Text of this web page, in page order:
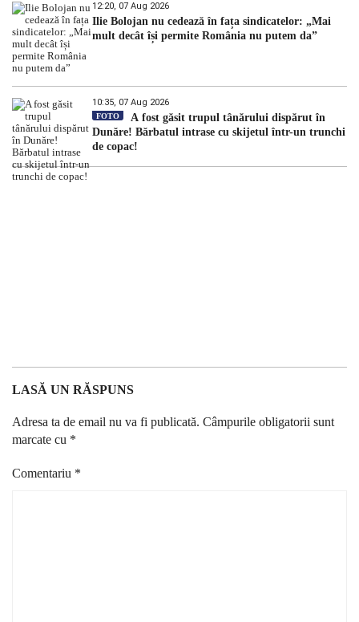
12:20, 07 Aug 2026
Ilie Bolojan nu cedează în fața sindicatelor: „Mai
mult decât își permite România nu putem da”
10:35, 07 Aug 2026
FOTO
A fost găsit trupul tânărului dispărut în
Dunăre! Bărbatul intrase cu skijetul într-un trunchi
de copac!
LASĂ UN RĂSPUNS
Adresa ta de email nu va fi publicată. Câmpurile obligatorii sunt
marcate cu *
Comentariu *